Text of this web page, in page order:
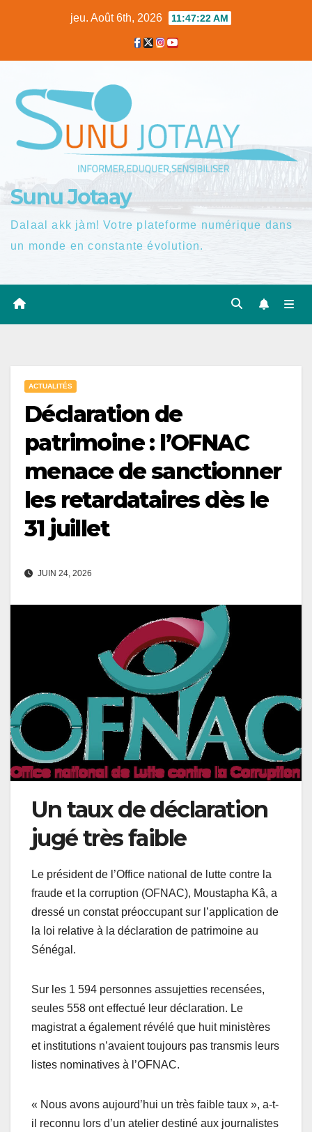
jeu. Août 6th, 2026 11:47:23 AM
Sunu Jotaay
Dalaal akk jàm! Votre plateforme numérique dans
un monde en constante évolution.
ACTUALITÉS
Déclaration de
patrimoine : l’OFNAC
menace de sanctionner
les retardataires dès le
31 juillet
JUIN 24, 2026
Un taux de déclaration
jugé très faible
Le président de l’Office national de lutte contre la
fraude et la corruption (OFNAC), Moustapha Kâ, a
dressé un constat préoccupant sur l’application de
la loi relative à la déclaration de patrimoine au
Sénégal.
Sur les 1 594 personnes assujetties recensées,
seules 558 ont effectué leur déclaration. Le
magistrat a également révélé que huit ministères
et institutions n’avaient toujours pas transmis leurs
listes nominatives à l’OFNAC.
« Nous avons aujourd’hui un très faible taux », a-t-
il reconnu lors d’un atelier destiné aux journalistes